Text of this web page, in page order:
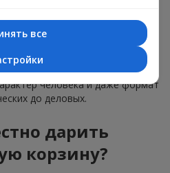
ваших руках.
— это не просто приобрести
подарочные корзины —
для всех, который легко
человека и даже формат
до деловых.
дарить
корзину?
все